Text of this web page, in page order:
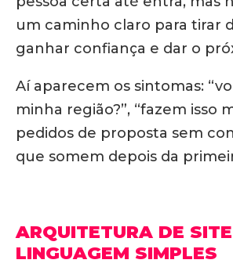
um caminho claro para tirar
ganhar confiança e dar o
Aí aparecem os sintomas:
minha região?”, “fazem isso
pedidos de proposta sem
que somem depois da
ARQUITETURA DE
LINGUAGEM SIMPLES